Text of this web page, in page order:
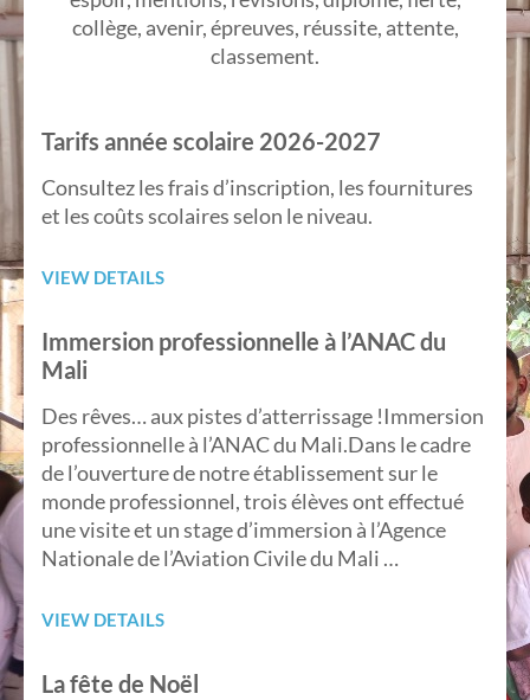
collège, avenir, épreuves, réussite, attente,
classement.
Tarifs année scolaire 2026-2027
Consultez les frais d’inscription, les fournitures
et les coûts scolaires selon le niveau.
VIEW DETAILS
Immersion professionnelle à l’ANAC du
Mali
Des rêves… aux pistes d’atterrissage !Immersion
professionnelle à l’ANAC du Mali.Dans le cadre
de l’ouverture de notre établissement sur le
monde professionnel, trois élèves ont effectué
une visite et un stage d’immersion à l’Agence
Nationale de l’Aviation Civile du Mali …
VIEW DETAILS
La fête de Noël